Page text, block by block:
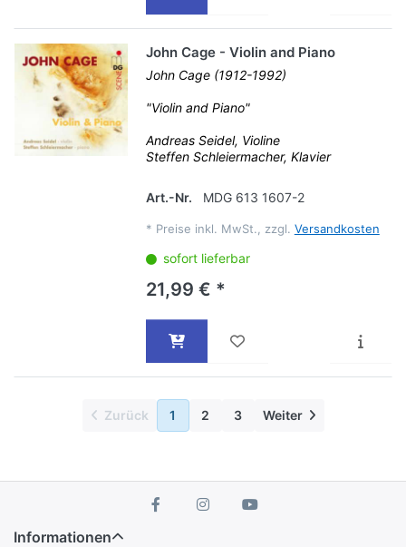
John Cage - Violin and Piano
John Cage (1912-1992)
"Violin and Piano"
Andreas Seidel, Violine
Steffen Schleiermacher, Klavier
Art.-Nr. MDG 613 1607-2
* Preise inkl. MwSt., zzgl. Versandkosten
sofort lieferbar
21,99 € *
Zurück 1 2 3 Weiter
Informationen